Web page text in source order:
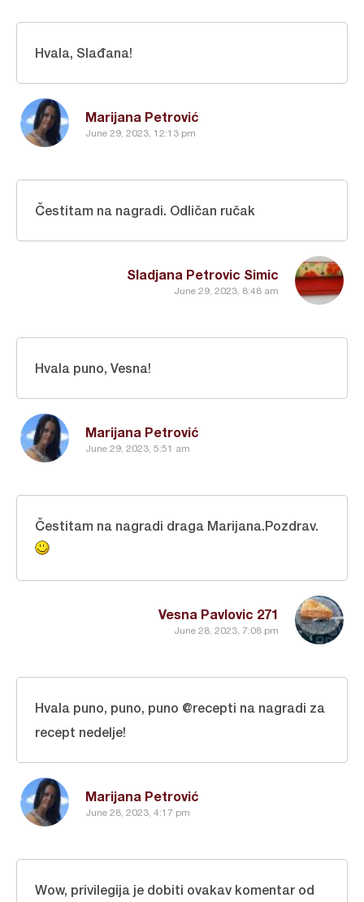
Marijana Petrović
June 29, 2023, 12:13 pm
Hvala, Slađana!
Sladjana Petrovic Simic
June 29, 2023, 8:48 am
Čestitam na nagradi. Odličan ručak
Marijana Petrović
June 29, 2023, 5:51 am
Hvala puno, Vesna!
Vesna Pavlovic 271
June 28, 2023, 7:08 pm
Čestitam na nagradi draga Marijana.Pozdrav.
Marijana Petrović
June 28, 2023, 4:17 pm
Hvala puno, puno, puno @recepti na nagradi za
recept nedelje!
Wow, privilegija je dobiti ovakav komentar od